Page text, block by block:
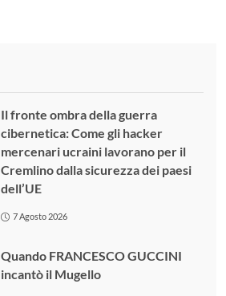
Il fronte ombra della guerra
cibernetica: Come gli hacker
mercenari ucraini lavorano per il
Cremlino dalla sicurezza dei paesi
dell’UE
7 Agosto 2026
Quando FRANCESCO GUCCINI
incantò il Mugello